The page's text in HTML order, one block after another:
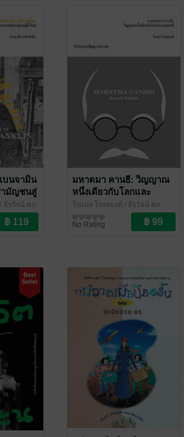
บนจามิน
ามัญชนสู่
of
ธีรวัจน์ ศุภ
นทร์
มหาตมา คานธี: วิญญาณ
หนึ่งเดียวกับโลกและ
มนุษยชาติ (Mahatma
โรแมง โรลลองด์ / ธีรวัจน์ ศุภ
/ ไศเลนทร์
No Rating